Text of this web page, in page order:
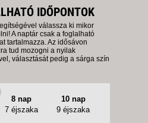
IDŐPONTOK
válassza ki mikor
A naptár csak a foglalható
tartalmazza. Az idősávon
tud mozogni a nyilak
választását pedig a sárga szín
8 nap
7 éjszaka
10 nap
9 éjszaka